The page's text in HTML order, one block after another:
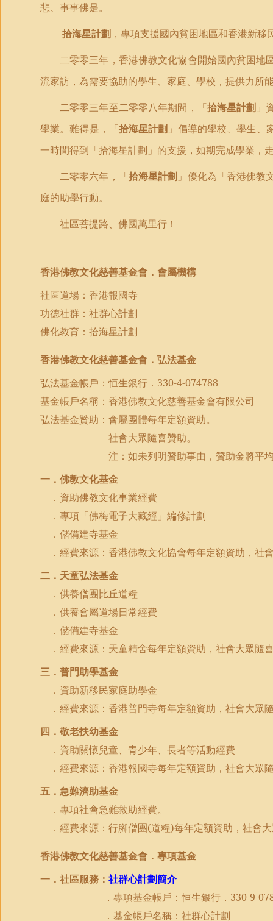
悲、事事佛是。
拾海星計劃 ，專項支援國內貧困地區和香港新
二零零三年，香港佛教文化協會開始國內貧困地
流家訪，為需要協助的學生、家庭、學校，提供力所
二零零三年至二零零八年期間，「拾海星計劃 」
學業。難得是，「拾海星計劃 」倡導的學校、學生
一時間得到「拾海星計劃」的支援，如期完成學業，
二零零六年，「拾海星計劃 」優化為「香港佛教
庭的助學行動。
社區菩提路、佛國萬里行！
香港佛教文化慈善基金會．會屬機構
社區道場：香港報國寺
功德社群：社群心計劃
佛化教育：拾海星計劃
香港佛教文化慈善基金會．弘法基金
弘法基金帳戶：恒生銀行． 330-4-074788
基金帳戶名稱：香港佛教文化慈善基金會有限公司
弘法基金贊助：會屬團體每年定額資助。
社會大眾隨喜贊助。
注：如未列明贊助事由，贊助金將平
一．佛教文化基金
．資助佛教文化事業經費
．專項「佛梅電子大藏經」編修計劃
．儲備建寺基金
．經費來源：香港佛教文化協會每年定額資助，社
二．天童弘法基金
．供養僧團比丘道糧
．供養會屬道場日常經費
．儲備建寺基金
．經費來源：天童精舍每年定額資助，社會大眾隨
三．普門助學基金
．資助新移民家庭助學金
．經費來源：香港普門寺每年定額資助，社會大眾
四．敬老扶幼基金
．資助關懷兒童、青少年、長者等活動經費
．經費來源：香港報國寺每年定額資助，社會大眾
五．急難濟助基金
．專項社會急難救助經費。
．經費來源：行腳僧團(道糧)每年定額資助，社會
香港佛教文化慈善基金會．專項基金
一．社區服務： 社群心計劃簡介
．專項基金帳戶：恒生銀行． 330-9-
．基金帳戶名稱：社群心計劃